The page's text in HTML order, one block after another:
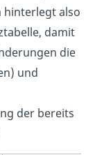
hinterlegt also
damit
die
und
der bereits